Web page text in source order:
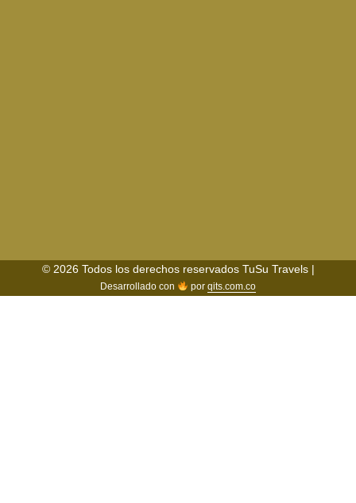
© 2026 Todos los derechos reservados TuSu Travels |
Desarrollado con por qits.com.co